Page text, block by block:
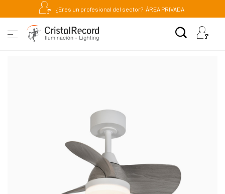
¿Eres un profesional del sector? ÁREA PRIVADA